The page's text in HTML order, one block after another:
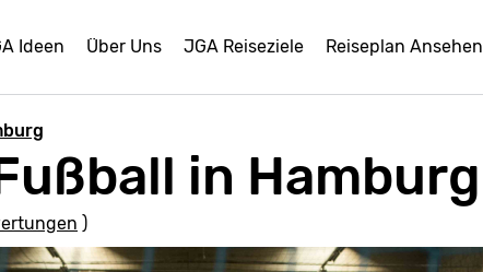
Ideen Über Uns JGA Reiseziele Reiseplan Ansehen
in Hamburg
)